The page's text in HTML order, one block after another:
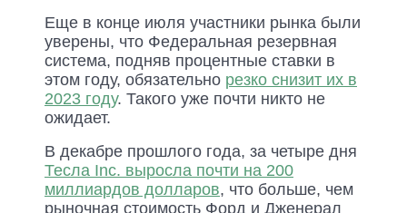
Еще в конце июля участники рынка были
уверены, что Федеральная резервная
система, подняв процентные ставки в
этом году, обязательно резко снизит их в
2023 году. Такого уже почти никто не
ожидает.
В декабре прошлого года, за четыре дня
Тесла Inc. выросла почти на 200
миллиардов долларов, что больше, чем
рыночная стоимость Форд и Дженерал